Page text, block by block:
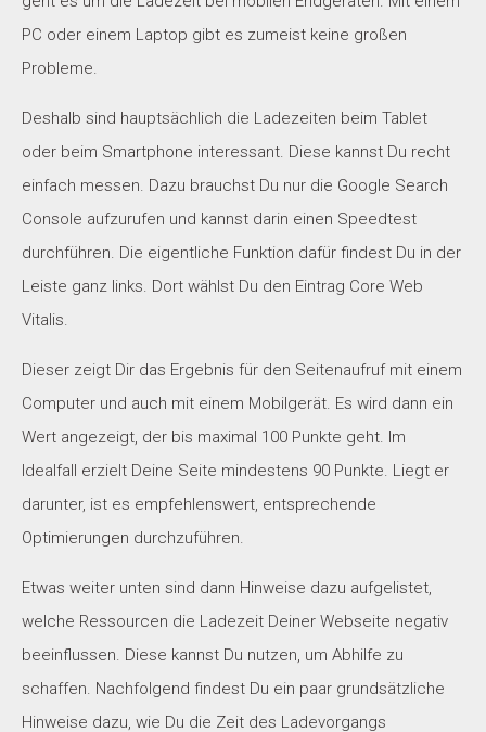
PC oder einem Laptop gibt es zumeist keine großen
Probleme.
Deshalb sind hauptsächlich die Ladezeiten beim Tablet
oder beim Smartphone interessant. Diese kannst Du recht
einfach messen. Dazu brauchst Du nur die Google Search
Console aufzurufen und kannst darin einen Speedtest
durchführen. Die eigentliche Funktion dafür findest Du in der
Leiste ganz links. Dort wählst Du den Eintrag Core Web
Vitalis.
Dieser zeigt Dir das Ergebnis für den Seitenaufruf mit einem
Computer und auch mit einem Mobilgerät. Es wird dann ein
Wert angezeigt, der bis maximal 100 Punkte geht. Im
Idealfall erzielt Deine Seite mindestens 90 Punkte. Liegt er
darunter, ist es empfehlenswert, entsprechende
Optimierungen durchzuführen.
Etwas weiter unten sind dann Hinweise dazu aufgelistet,
welche Ressourcen die Ladezeit Deiner Webseite negativ
beeinflussen. Diese kannst Du nutzen, um Abhilfe zu
schaffen. Nachfolgend findest Du ein paar grundsätzliche
Hinweise dazu, wie Du die Zeit des Ladevorgangs